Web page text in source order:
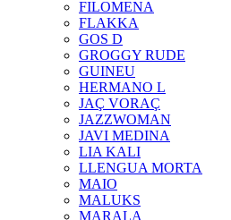
FILOMENA
FLAKKA
GOS D
GROGGY RUDE
GUINEU
HERMANO L
JAÇ VORAÇ
JAZZWOMAN
JAVI MEDINA
LIA KALI
LLENGUA MORTA
MAIO
MALUKS
MARALA